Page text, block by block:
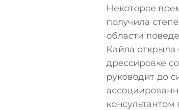
Некоторое
получила
области
Кайла
дрессировке
руководит до